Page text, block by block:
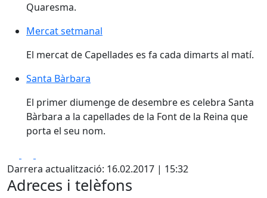
Quaresma.
Mercat setmanal
Mercat setmanal
El mercat de Capellades es fa cada dimarts al matí.
Santa Bàrbara
Santa Bàrbara
El primer diumenge de desembre es celebra Santa
Bàrbara a la capellades de la Font de la Reina que
porta el seu nom.
Darrera actualització: 16.02.2017 | 15:32
Adreces i telèfons